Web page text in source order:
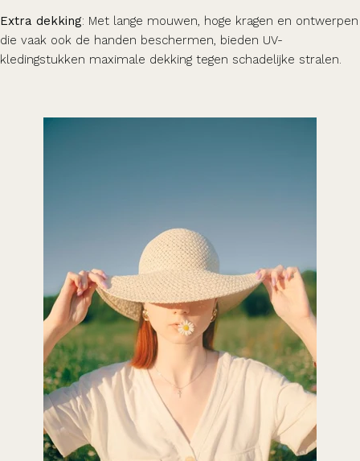
Extra dekking: Met lange mouwen, hoge kragen en ontwerpen
die vaak ook de handen beschermen, bieden UV-
kledingstukken maximale dekking tegen schadelijke stralen.